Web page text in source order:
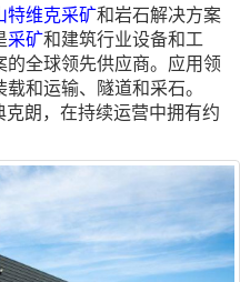
特维克采矿和岩石解决方案
采矿和建筑行业设备和工
全球领先供应商。应用领
和运输、隧道和采石。
朗，在持续运营中拥有约